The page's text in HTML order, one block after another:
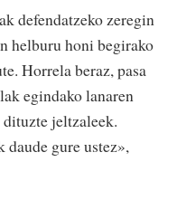
defendatzeko zeregin
helburu honi begirako
Horrela beraz, pasa
egindako lanaren
jeltzaleek.
daude gure ustez»,